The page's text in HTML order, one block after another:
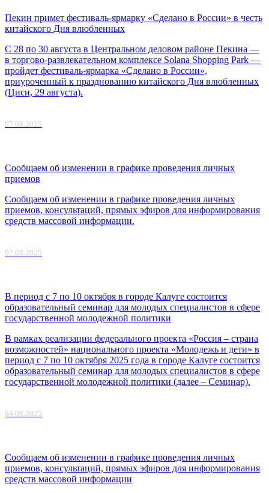
Пекин примет фестиваль-ярмарку «Сделано в России» в честь
китайского Дня влюбленных
С 28 по 30 августа в Центральном деловом районе Пекина —
в торгово-развлекательном комплексе Solana Shopping Park —
пройдет фестиваль-ярмарка «Сделано в России»,
приуроченный к празднованию китайского Дня влюбленных
(Циси, 29 августа).
07.08.2025
Сообщаем об изменении в графике проведения личных
приемов
Сообщаем об изменении в графике проведения личных
приемов, консультаций, прямых эфиров для информирования
средств массовой информации.
07.08.2025
В период с 7 по 10 октября в городе Калуге состоится
образовательный семинар для молодых специалистов в сфере
государственной молодежной политики
В рамках реализации федерального проекта «Россия – страна
возможностей» национального проекта «Молодежь и дети» в
период с 7 по 10 октября 2025 года в городе Калуге состоится
образовательный семинар для молодых специалистов в сфере
государственной молодежной политики (далее – Семинар).
04.08.2025
Сообщаем об изменении в графике проведения личных
приемов, консультаций, прямых эфиров для информирования
средств массовой информации